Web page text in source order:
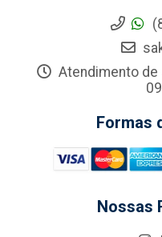
Atendimento
Formas
Nossas